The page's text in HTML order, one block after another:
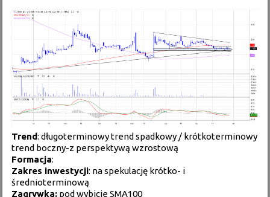
Trend: długoterminowy trend spadkowy / krótkoterminowy
trend boczny-z perspektywą wzrostową
Formacja:
Zakres inwestycji: na spekulację krótko- i
średnioterminową
Zagrywka: pod wybicie SMA100